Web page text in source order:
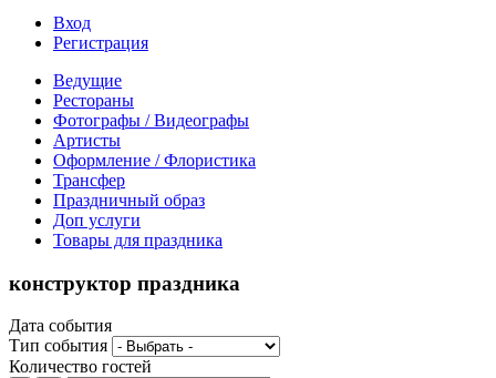
Вход
Регистрация
Ведущие
Рестораны
Фотографы / Видеографы
Артисты
Оформление / Флористика
Трансфер
Праздничный образ
Доп услуги
Товары для праздника
конструктор праздника
Дата события
Тип события
Количество гостей